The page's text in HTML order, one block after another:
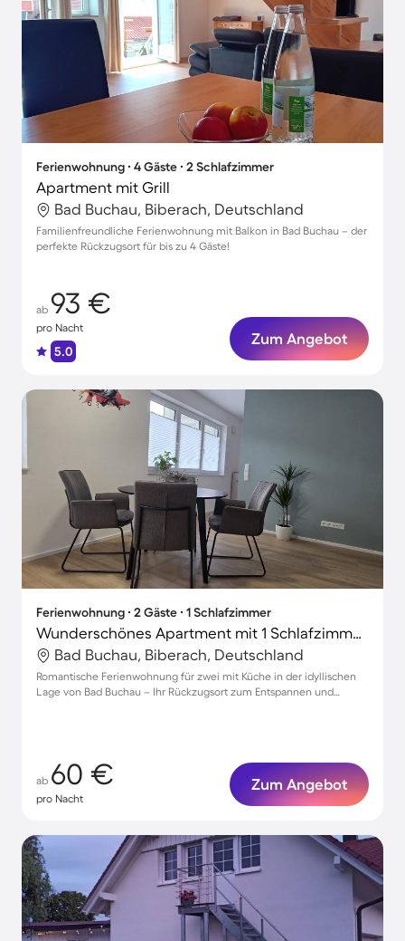
Ferienwohnung ∙ 4 Gäste ∙ 2 Schlafzimmer
Apartment mit Grill
Bad Buchau, Biberach, Deutschland
Familienfreundliche Ferienwohnung mit Balkon in Bad Buchau – der
perfekte Rückzugsort für bis zu 4 Gäste!
ab 93 €
pro Nacht
5.0
Zum Angebot
Ferienwohnung ∙ 2 Gäste ∙ 1 Schlafzimmer
Wunderschönes Apartment mit 1 Schlafzimmer für 2 Personen
Bad Buchau, Biberach, Deutschland
Romantische Ferienwohnung für zwei mit Küche in der idyllischen
Lage von Bad Buchau – Ihr Rückzugsort zum Entspannen und
ab 60 €
pro Nacht
Zum Angebot